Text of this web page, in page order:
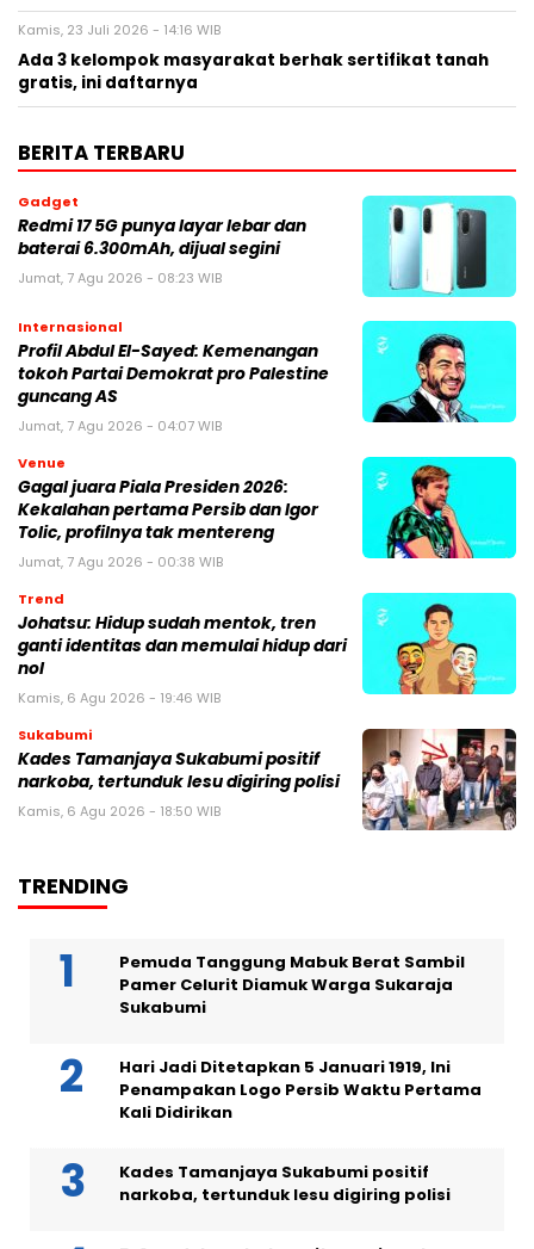
Kamis, 23 Juli 2026 - 14:16 WIB
Ada 3 kelompok masyarakat berhak sertifikat tanah
gratis, ini daftarnya
BERITA TERBARU
Gadget
Redmi 17 5G punya layar lebar dan
baterai 6.300mAh, dijual segini
Jumat, 7 Agu 2026 - 08:23 WIB
Internasional
Profil Abdul El-Sayed: Kemenangan
tokoh Partai Demokrat pro Palestine
guncang AS
Jumat, 7 Agu 2026 - 04:07 WIB
Venue
Gagal juara Piala Presiden 2026:
Kekalahan pertama Persib dan Igor
Tolic, profilnya tak mentereng
Jumat, 7 Agu 2026 - 00:38 WIB
Trend
Johatsu: Hidup sudah mentok, tren
ganti identitas dan memulai hidup dari
nol
Kamis, 6 Agu 2026 - 19:46 WIB
Sukabumi
Kades Tamanjaya Sukabumi positif
narkoba, tertunduk lesu digiring polisi
Kamis, 6 Agu 2026 - 18:50 WIB
TRENDING
Pemuda Tanggung Mabuk Berat Sambil
Pamer Celurit Diamuk Warga Sukaraja
Sukabumi
Hari Jadi Ditetapkan 5 Januari 1919, Ini
Penampakan Logo Persib Waktu Pertama
Kali Didirikan
Kades Tamanjaya Sukabumi positif
narkoba, tertunduk lesu digiring polisi